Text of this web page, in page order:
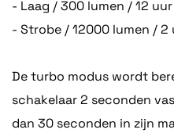
- Laag / 300 lumen / 12
- Strobe / 12000 lumen /
De turbo modus wordt
schakelaar 2 seconden
dan 30 seconden in zijn